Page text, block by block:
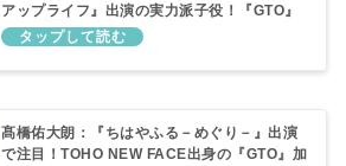
アップライフ』出演の実力派子役！『GTO』
野田隆星役で注目の若手俳優を紹介
髙橋佑大朗：『ちはやふる－めぐり－』出演
で注目！TOHO NEW FACE出身の『GTO』加